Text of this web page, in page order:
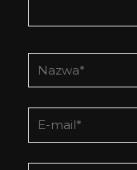
Nazwa*
E-
mail*